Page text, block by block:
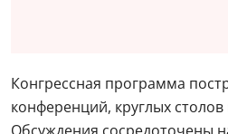
Конгрессная программа
конференций, круглых